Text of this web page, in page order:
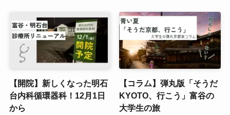
【開院】新しくなった明石
台内科循環器科！12月1日
から
【コラム】弾丸版「そうだ
KYOTO、行こう」富谷の
大学生の旅